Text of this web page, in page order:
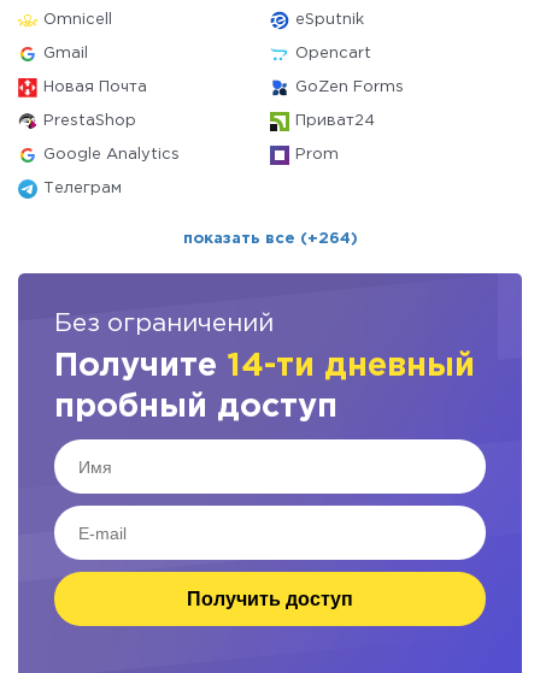
Omnicell eSputnik
Gmail Opencart
Новая Почта GoZen Forms
PrestaShop Приват24
Google Analytics Prom
Телеграм
показать все (+264)
Без ограничений
Получите 14-ти дневный
пробный доступ
Получить доступ